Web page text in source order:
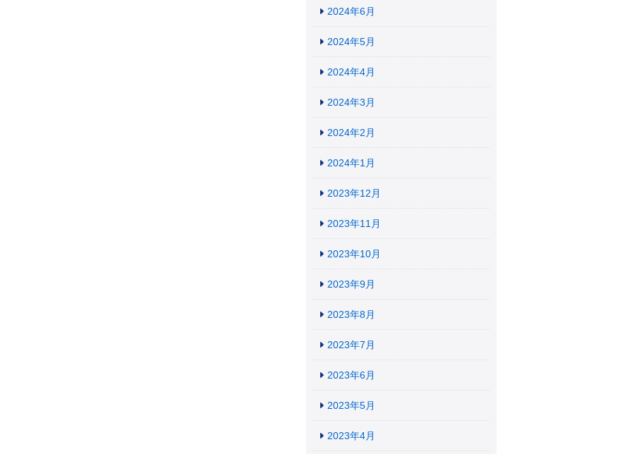
2024年6月
2024年5月
2024年4月
2024年3月
2024年2月
2024年1月
2023年12月
2023年11月
2023年10月
2023年9月
2023年8月
2023年7月
2023年6月
2023年5月
2023年4月